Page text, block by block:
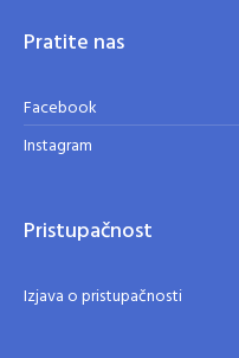
Pratite nas
Facebook
Instagram
Pristupačnost
Izjava o pristupačnosti